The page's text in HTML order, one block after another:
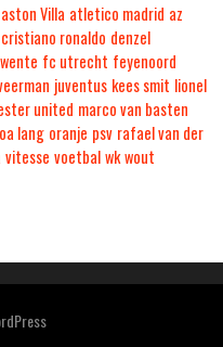
aston Villa atletico madrid az
cristiano ronaldo denzel
fc utrecht feyenoord
juventus kees smit lionel
united marco van basten
lang oranje psv rafael van der
vitesse voetbalwkwout